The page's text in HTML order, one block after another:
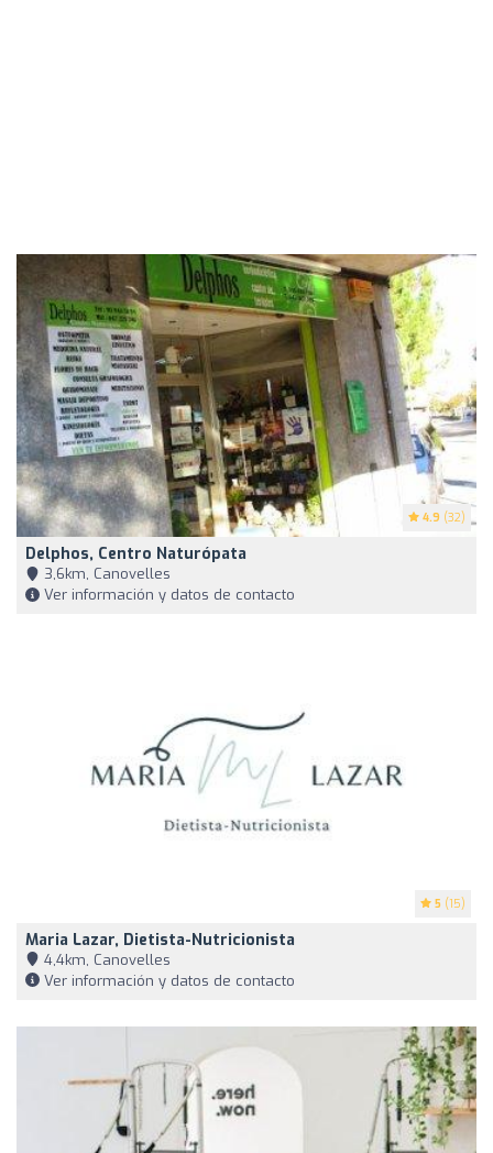
4.9 (32)
Delphos, Centro Naturópata
3,6km, Canovelles
Ver información y datos de contacto
5 (15)
Maria Lazar, Dietista-Nutricionista
4,4km, Canovelles
Ver información y datos de contacto